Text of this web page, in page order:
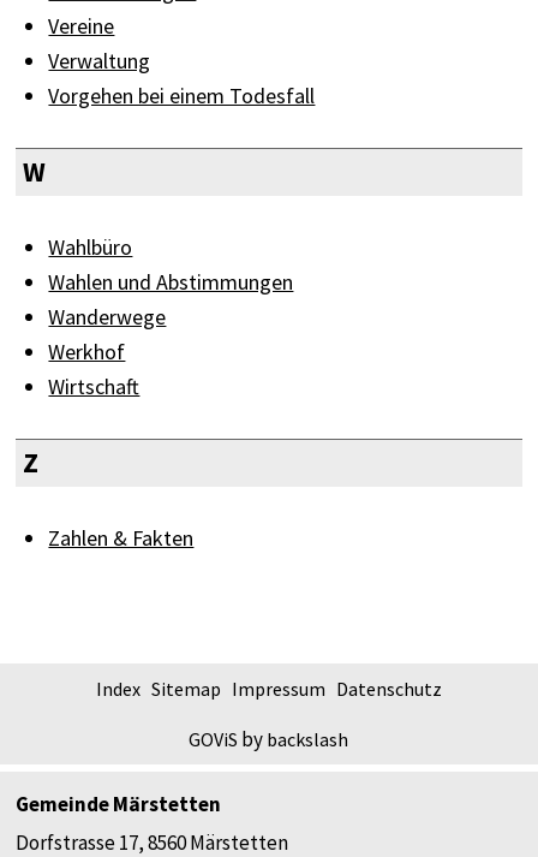
Vereine
Verwaltung
Vorgehen bei einem Todesfall
W
Wahlbüro
Wahlen und Abstimmungen
Wanderwege
Werkhof
Wirtschaft
Z
Zahlen & Fakten
FOOTER
Index Sitemap Impressum Datenschutz
GOViS by backslash
Gemeinde Märstetten
Dorfstrasse 17, 8560 Märstetten